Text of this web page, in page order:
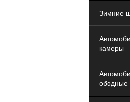
Зимние
камеры
ободные